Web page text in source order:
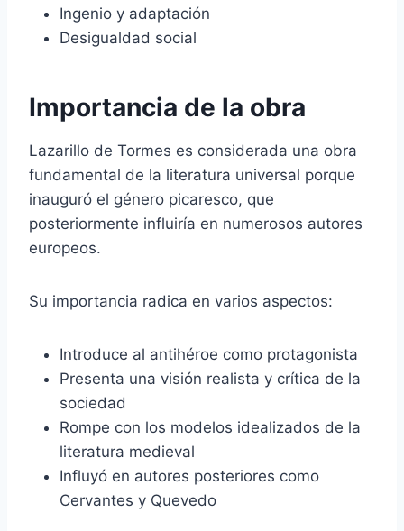
Ingenio y adaptación
Desigualdad social
Importancia de la obra
Lazarillo de Tormes es considerada una obra
fundamental de la literatura universal porque
inauguró el género picaresco, que
posteriormente influiría en numerosos autores
europeos.
Su importancia radica en varios aspectos:
Introduce al antihéroe como protagonista
Presenta una visión realista y crítica de la
sociedad
Rompe con los modelos idealizados de la
literatura medieval
Influyó en autores posteriores como
Cervantes y Quevedo